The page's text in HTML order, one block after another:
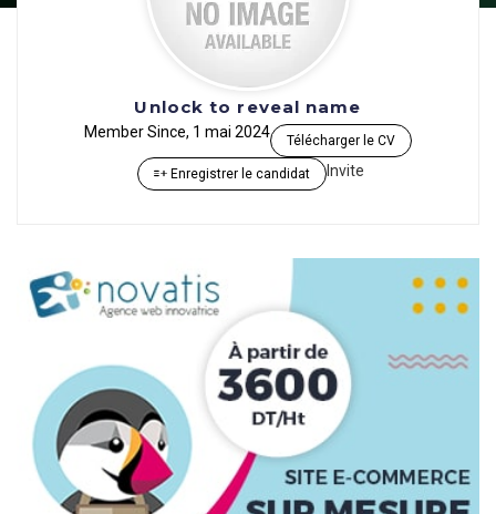
Unlock to reveal name
Member Since, 1 mai 2024 Télécharger le CV
Enregistrer le candidat Invite